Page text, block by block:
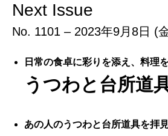
Next Issue
No. 1101 – 2023年9月8日 (
日常の食卓に彩りを添え、料理
うつわと台所道具
あの人のうつわと台所道具を拝見